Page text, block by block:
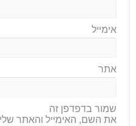
אימייל
אתר
שמור בדפדפן זה
את השם, האימייל והאתר